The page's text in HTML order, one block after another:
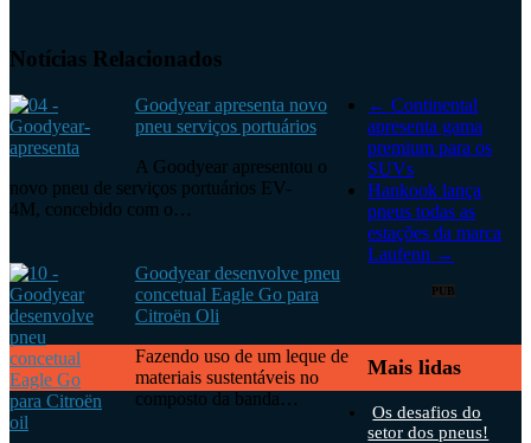
Notícias Relacionados
Goodyear apresenta novo
pneu serviços portuários
A Goodyear apresentou o
novo pneu de serviços portuários EV-
4M, concebido com o…
Goodyear desenvolve pneu
concetual Eagle Go para
Citroën Oli
Fazendo uso de um leque de
materiais sustentáveis no
composto da banda…
← Continental
apresenta gama
premium para os
SUVs
Hankook lança
pneus todas as
estações da marca
Laufenn →
PUB
Mais lidas
Os desafios do
setor dos pneus!